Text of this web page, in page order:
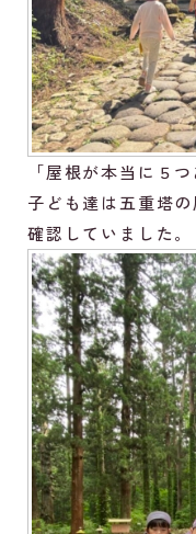
「屋根が本当に５つ
子ども達は五重塔
確認していました。